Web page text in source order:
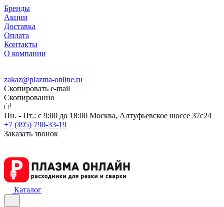
Бренды
Акции
Доставка
Оплата
Контакты
О компании
zakaz@plazma-online.ru
Скопировать e-mail
Cкопированно
Пн. - Пт.: с 9:00 до 18:00 Москва, Алтуфьевское шоссе 37с24
+7 (495) 790-33-19
Заказать звонок
Каталог